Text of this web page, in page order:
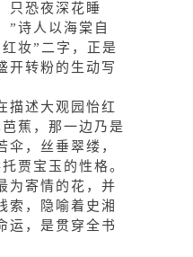
只恐夜深花睡
”诗人以海棠自
妆”二字，正是
开转粉的生动写
描述大观园怡红
蕉，那一边乃是
伞，丝垂翠缕，
贾宝玉的性格。
为寄情的花，并
索，隐喻着 史湘
运，是贯穿全书